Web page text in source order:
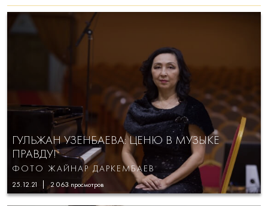
ГУЛЬЖАН УЗЕНБАЕВА: ЦЕНЮ В МУЗЫКЕ
ПРАВДУ!
ФОТО ЖАЙНАР ДАРКЕМБАЕВ
25.12.21 2 063 просмотров